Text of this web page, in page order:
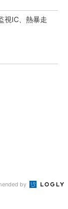
視IC、熱暴走
by